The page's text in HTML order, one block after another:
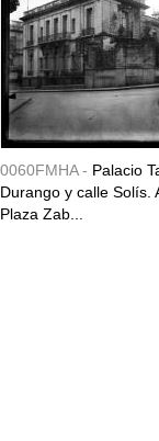
0060FMHA - Palacio
Durango y calle Solís.
Plaza Zab...